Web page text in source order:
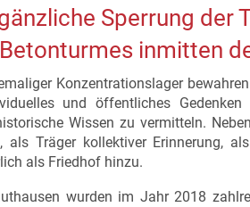
Sperrung der
inmitten
Konzentrationslager
und öffentliches
Wissen zu vermitteln.
als Träger kollektiver Erinnerung,
als Friedhof hinzu.
wurden im Jahr 2018